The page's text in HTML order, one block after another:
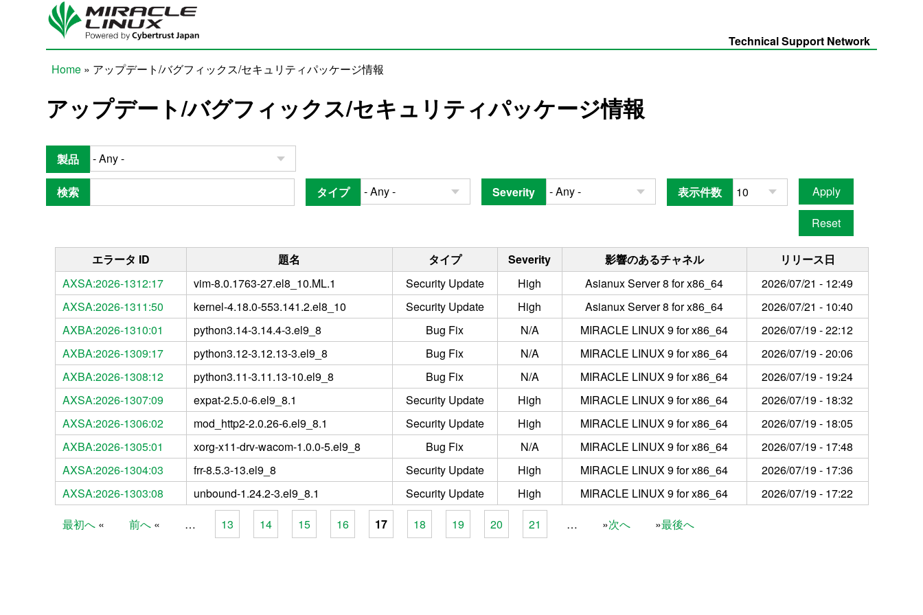
Skip to main content
Technical Support Network
Home » アップデート/バグフィックス/セキュリティパッケージ情報
アップデート/バグフィックス/セキュリティパッケージ情報
製品
検索 タイプ Severity 表示件数
エラータ ID 題名 タイプ Severity 影響のあるチャネル
リリース日
AXSA:2026-1312:17
vim-8.0.1763-27.el8_10.ML.1 Security Update High Asianux Server 8 for x86_64
2026/07/21 - 12:49
AXSA:2026-1311:50
kernel-4.18.0-553.141.2.el8_10 Security Update High Asianux Server 8 for x86_64
2026/07/21 - 10:40
AXBA:2026-1310:01
python3.14-3.14.4-3.el9_8 Bug Fix N/A MIRACLE LINUX 9 for x86_64
2026/07/19 - 22:12
AXBA:2026-1309:17
python3.12-3.12.13-3.el9_8 Bug Fix N/A MIRACLE LINUX 9 for x86_64
2026/07/19 - 20:06
AXBA:2026-1308:12
python3.11-3.11.13-10.el9_8 Bug Fix N/A MIRACLE LINUX 9 for x86_64
2026/07/19 - 19:24
AXSA:2026-1307:09
expat-2.5.0-6.el9_8.1 Security Update High MIRACLE LINUX 9 for x86_64
2026/07/19 - 18:32
AXSA:2026-1306:02
mod_http2-2.0.26-6.el9_8.1 Security Update High MIRACLE LINUX 9 for x86_64
2026/07/19 - 18:05
AXBA:2026-1305:01
xorg-x11-drv-wacom-1.0.0-5.el9_8 Bug Fix N/A MIRACLE LINUX 9 for x86_64
2026/07/19 - 17:48
AXSA:2026-1304:03
frr-8.5.3-13.el9_8 Security Update High MIRACLE LINUX 9 for x86_64
2026/07/19 - 17:36
AXSA:2026-1303:08
unbound-1.24.2-3.el9_8.1 Security Update High MIRACLE LINUX 9 for x86_64 2026/07/19 - 17:22
最初へ 前へ … 13 14 15 16 17 18 19 20 21 … 次へ 最後へ